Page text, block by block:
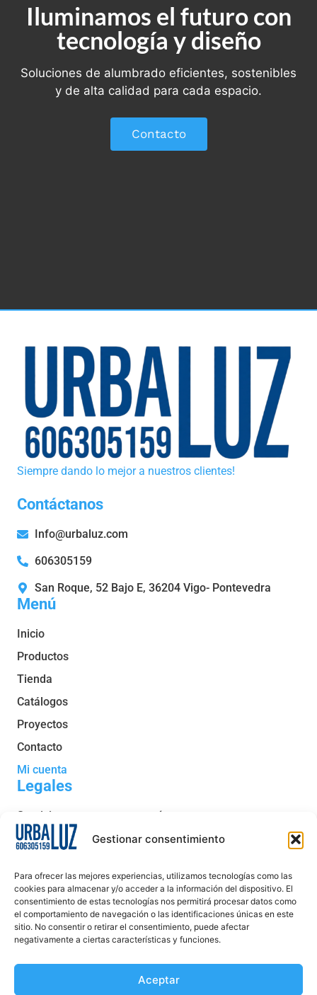
Gestionar consentimiento
Para ofrecer las mejores experiencias, utilizamos tecnologías como las
cookies para almacenar y/o acceder a la información del dispositivo. El
consentimiento de estas tecnologías nos permitirá procesar datos como
el comportamiento de navegación o las identificaciones únicas en este
sitio. No consentir o retirar el consentimiento, puede afectar
negativamente a ciertas características y funciones.
Aceptar
Iluminamos el futuro con
tecnología y diseño
Soluciones de alumbrado eficientes, sostenibles
y de alta calidad para cada espacio.
Contacto
Siempre dando lo mejor a nuestros clientes!
Menú
Inicio
Productos
Tienda
Catálogos
Proyectos
Contacto
Mi cuenta
Legales
Servicio post venta y garantía
Condiciones generales de venta
Política de cookies
Aviso legal
Declaración de accesibilidad
Contáctanos
Info@urbaluz.com
606305159
San Roque, 52 Bajo E, 36204 Vigo- Pontevedra